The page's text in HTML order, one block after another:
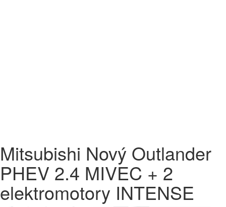
Mitsubishi Nový Outlander
PHEV 2.4 MIVEC + 2
elektromotory INTENSE